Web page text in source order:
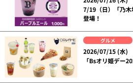
7/19（日）「乃
登場！
グルメ
2026/07/15 (水)
「Bsオリ姫デー